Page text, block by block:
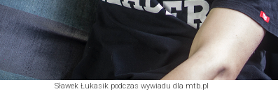
Sławek Łukasik podczas wywiadu dla mtb.pl